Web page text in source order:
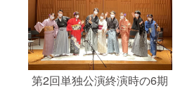
第2回単独公演終演時の6期